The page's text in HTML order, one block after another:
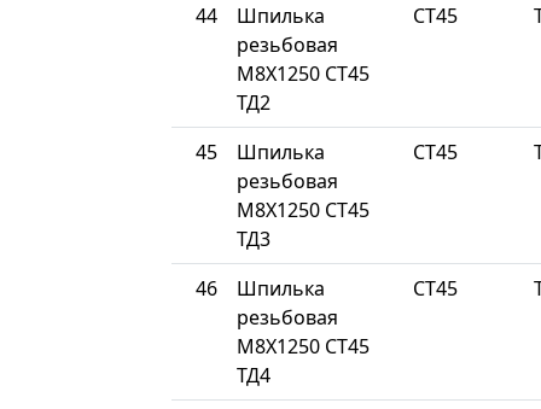
44
Шпилька
резьбовая
М8Х1250 СТ45
ТД2
СТ45
45
Шпилька
резьбовая
М8Х1250 СТ45
ТД3
СТ45
46
Шпилька
резьбовая
М8Х1250 СТ45
ТД4
СТ45